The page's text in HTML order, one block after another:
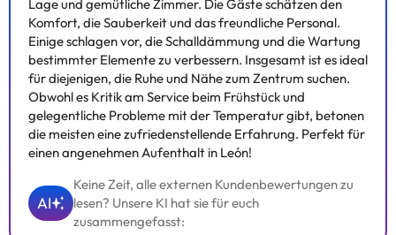
Lage und gemütliche Zimmer. Die Gäste schätzen den
Komfort, die Sauberkeit und das freundliche Personal.
Einige schlagen vor, die Schalldämmung und die Wartung
bestimmter Elemente zu verbessern. Insgesamt ist es ideal
für diejenigen, die Ruhe und Nähe zum Zentrum suchen.
Obwohl es Kritik am Service beim Frühstück und
gelegentliche Probleme mit der Temperatur gibt, betonen
die meisten eine zufriedenstellende Erfahrung. Perfekt für
einen angenehmen Aufenthalt in León!
AI
Keine Zeit, alle externen Kundenbewertungen zu
lesen? Unsere KI hat sie für euch
zusammengefasst: